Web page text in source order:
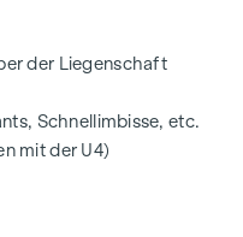
der Liegenschaft
Schnellimbisse, etc.
mit der U4)